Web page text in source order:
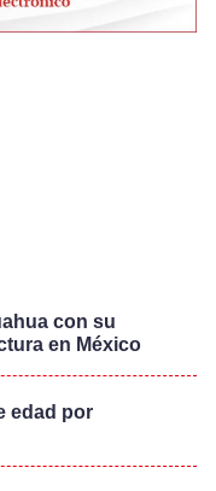
con su
en México
edad por